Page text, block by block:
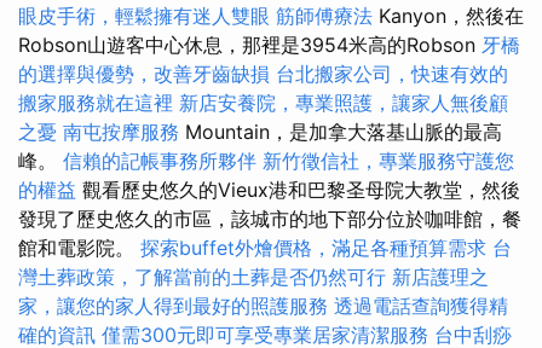
眼皮手術，輕鬆擁有迷人雙眼 筋師傅療法 Kanyon，然後在
Robson山遊客中心休息，那裡是3954米高的Robson 牙橋
的選擇與優勢，改善牙齒缺損 台北搬家公司，快速有效的
搬家服務就在這裡 新店安養院，專業照護，讓家人無後顧
之憂 南屯按摩服務 Mountain，是加拿大落基山脈的最高
峰。 信賴的記帳事務所夥伴 新竹徵信社，專業服務守護您
的權益 觀看歷史悠久的Vieux港和巴黎圣母院大教堂，然後
發現了歷史悠久的市區，該城市的地下部分位於咖啡館，餐
館和電影院。 探索buffet外燴價格，滿足各種預算需求 台
灣土葬政策，了解當前的土葬是否仍然可行 新店護理之
家，讓您的家人得到最好的照護服務 透過電話查詢獲得精
確的資訊 僅需300元即可享受專業居家清潔服務 台中刮痧